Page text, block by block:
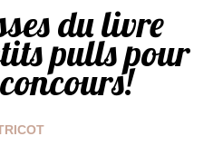
du livre
pulls pour